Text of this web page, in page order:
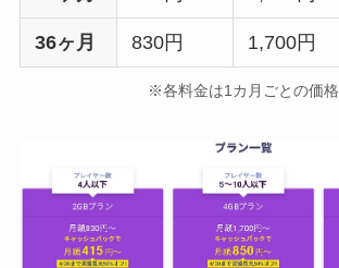
36ヶ月 830円 1,700円
※各料金は1カ月ごとの価格